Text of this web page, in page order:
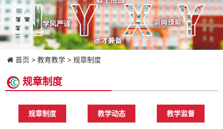
首页 > 教育教学 > 规章制度
规章制度
规章制度 教学动态 教学监督